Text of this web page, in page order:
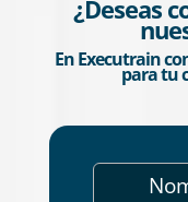
¿Deseas
En Executrain
para tu